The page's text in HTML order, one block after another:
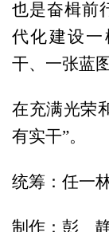
也是奋楫前
代化建设
干、一张蓝
在充满光荣
有实干”。
统筹：任一
制作：彭